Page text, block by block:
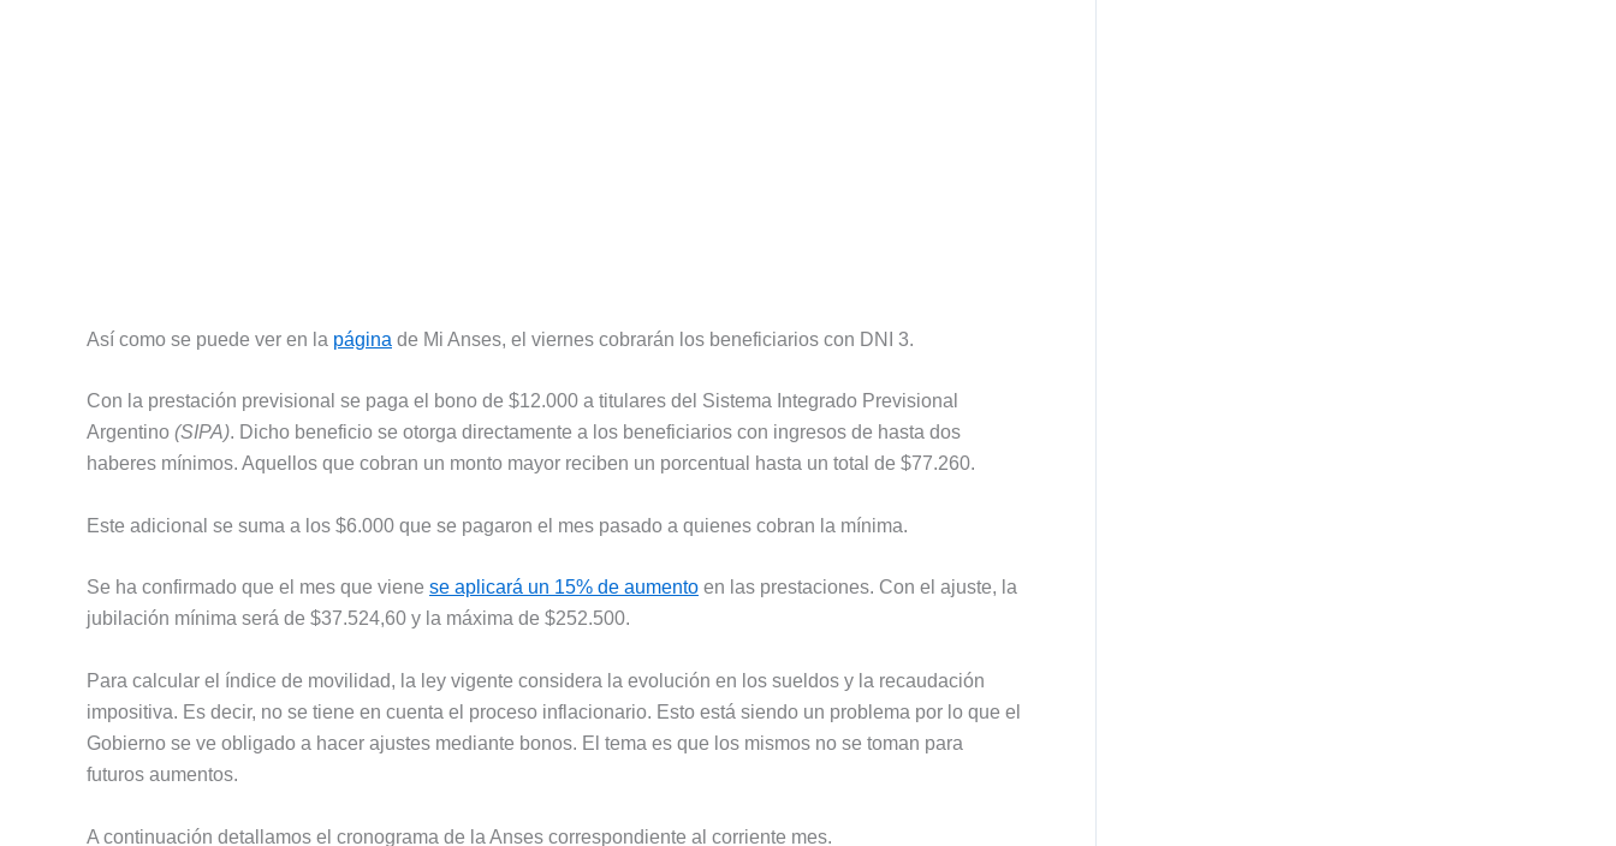
Así como se puede ver en la página de Mi Anses, el viernes cobrarán los beneficiarios con DNI 3.
Con la prestación previsional se paga el bono de $12.000 a titulares del Sistema Integrado Previsional
Argentino (SIPA). Dicho beneficio se otorga directamente a los beneficiarios con ingresos de hasta dos
haberes mínimos. Aquellos que cobran un monto mayor reciben un porcentual hasta un total de $77.260.
Este adicional se suma a los $6.000 que se pagaron el mes pasado a quienes cobran la mínima.
Se ha confirmado que el mes que viene se aplicará un 15% de aumento en las prestaciones. Con el ajuste, la
jubilación mínima será de $37.524,60 y la máxima de $252.500.
Para calcular el índice de movilidad, la ley vigente considera la evolución en los sueldos y la recaudación
impositiva. Es decir, no se tiene en cuenta el proceso inflacionario. Esto está siendo un problema por lo que el
Gobierno se ve obligado a hacer ajustes mediante bonos. El tema es que los mismos no se toman para
futuros aumentos.
A continuación detallamos el cronograma de la Anses correspondiente al corriente mes.